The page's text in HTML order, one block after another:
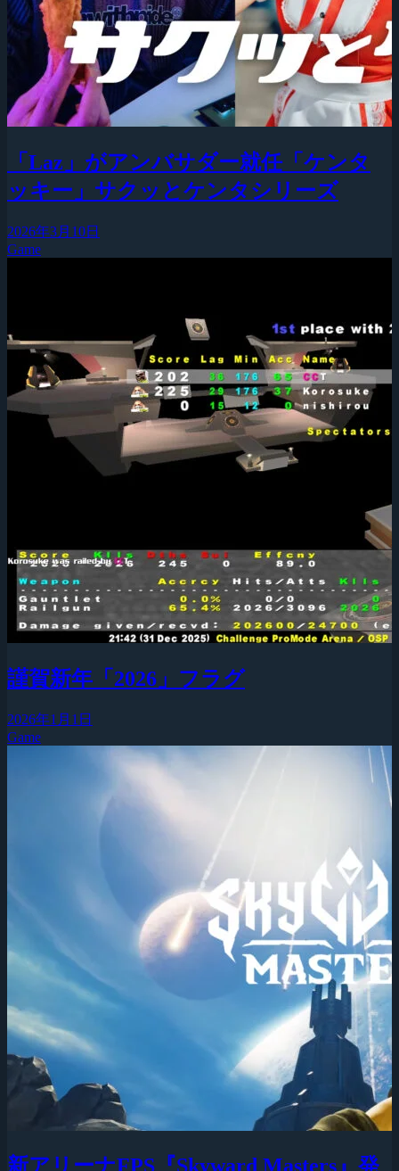
「Laz」がアンバサダー就任「ケンタ
ッキー」サクッとケンタシリーズ
2026年3月10日
Game
謹賀新年「2026」フラグ
2026年1月1日
Game
新アリーナFPS『Skyward Masters』発